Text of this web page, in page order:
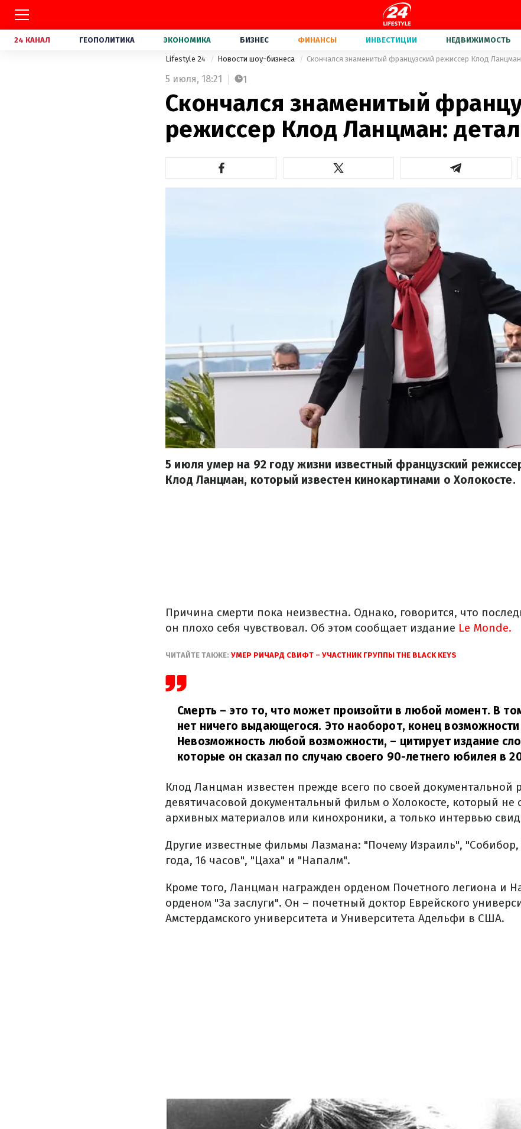
24 КАНАЛ ГЕОПОЛИТИКА ЭКОНОМИКА БИЗНЕС ФИНАНСЫ ИНВЕСТИЦИИ НЕДВИЖИМОСТЬ
Lifestyle 24 Новости шоу-бизнеса Скончался знаменитый французский режиссер Клод
5 июля, 18:21 1
Скончался знаменитый
режиссер Клод Ланцман:
5 июля умер на 92 году жизни известный французский
Клод Ланцман, который известен кинокартинами о Холокосте.
Причина смерти пока неизвестна. Однако, говорится, что
он плохо себя чувствовал. Об этом сообщает издание Le Monde.
ЧИТАЙТЕ ТАКЖЕ: УМЕР РИЧАРД СВИФТ – УЧАСТНИК ГРУППЫ THE BLACK KEYS
Смерть – это то, что может произойти в любой момент. В
нет ничего выдающегося. Это наоборот, конец возможности
Невозможность любой возможности, – цитирует издание
которые он сказал по случаю своего 90-летнего юбилея в
Клод Ланцман известен прежде всего по своей документальной
девятичасовой документальный фильм о Холокосте, который не
архивных материалов или кинохроники, а только интервью
Другие известные фильмы Лазмана: "Почему Израиль", "Собибор,
года, 16 часов", "Цаха" и "Напалм".
Кроме того, Ланцман награжден орденом Почетного легиона и
орденом "За заслуги". Он – почетный доктор Еврейского
Амстердамского университета и Университета Адельфи в США.